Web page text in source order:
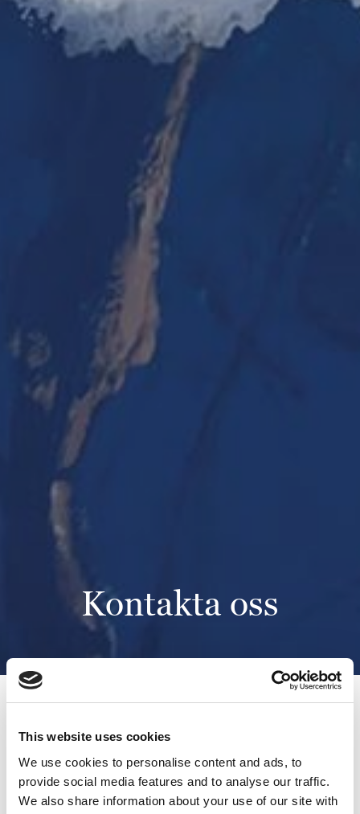
This website uses cookies
We use cookies to personalise content and ads, to
provide social media features and to analyse our traffic.
We also share information about your use of our site with
Kontakta oss
Hem Om Götheborg Kontakt
Hur du kontaktar oss
Har du frågor eller vill komma i kontakt